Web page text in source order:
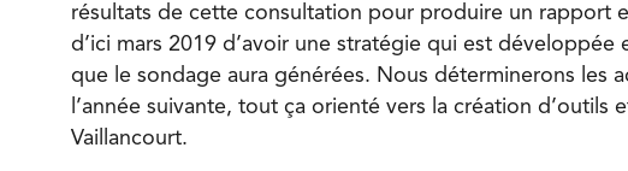
résultats de cette consultation pour produire un rapport
d’ici mars 2019 d’avoir une stratégie qui est
que le sondage aura générées. Nous déterminerons les
l’année suivante, tout ça orienté vers la création d’outils
Vaillancourt.